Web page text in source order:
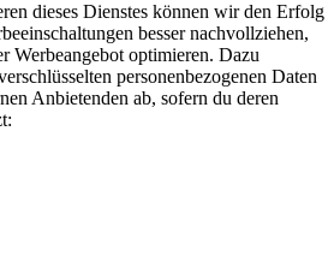
dieses Dienstes können wir den Erfolg
besser nachvollziehen,
Werbeangebot optimieren. Dazu
personenbezogenen Daten
Anbietenden ab, sofern du deren